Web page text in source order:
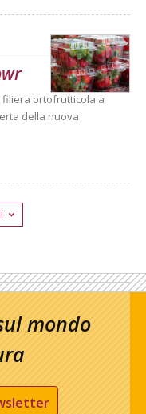
filiera ortofrutticola a
della nuova
mondo